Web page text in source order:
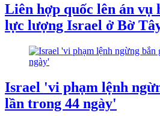
Liên hợp quốc lên án vụ
lực lượng Israel ở Bờ
Israel 'vi phạm lệnh
lần trong 44 ngày'